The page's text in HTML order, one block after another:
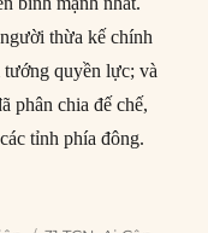
thừa kế chính
quyền lực; và
phân chia đế chế,
tỉnh phía đông.
đánh bại Mark